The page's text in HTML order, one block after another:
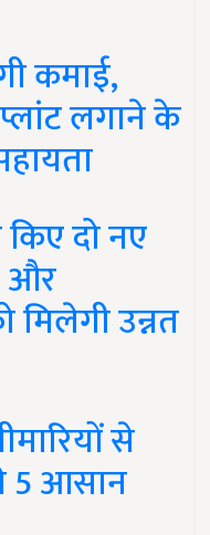
कमाई,
लगाने के
दो नए
और
मिलेगी उन्नत
से
5 आसान